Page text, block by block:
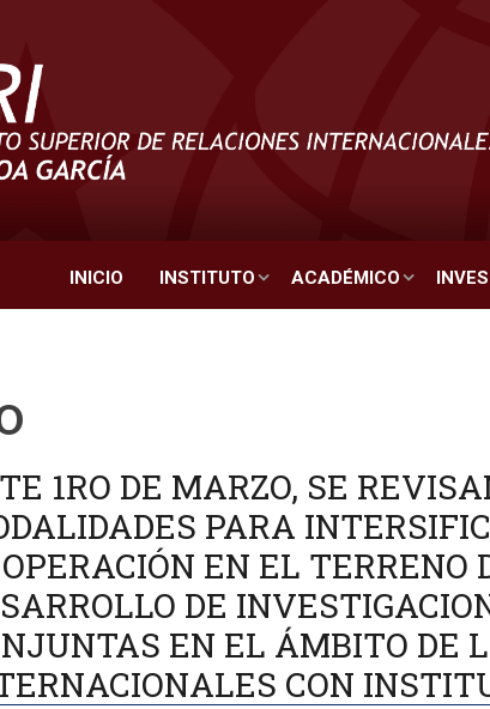
INICIO INSTITUTO ACADÉMICO
1RO DE MARZO, SE
PARA
EN EL TERRENO
DE
EN EL ÁMBITO DE
CON